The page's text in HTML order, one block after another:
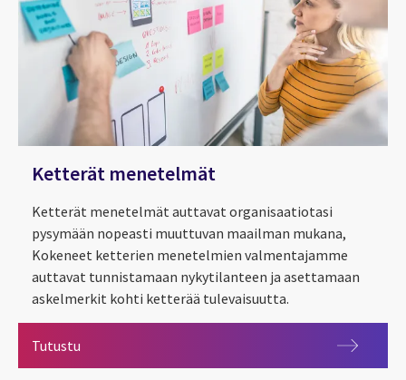
Ketterät menetelmät
Ketterät menetelmät auttavat organisaatiotasi
pysymään nopeasti muuttuvan maailman mukana,
Kokeneet ketterien menetelmien valmentajamme
auttavat tunnistamaan nykytilanteen ja asettamaan
askelmerkit kohti ketterää tulevaisuutta.
Tutustu